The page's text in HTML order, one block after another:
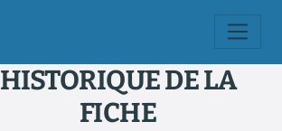
HISTORIQUE DE LA
FICHE